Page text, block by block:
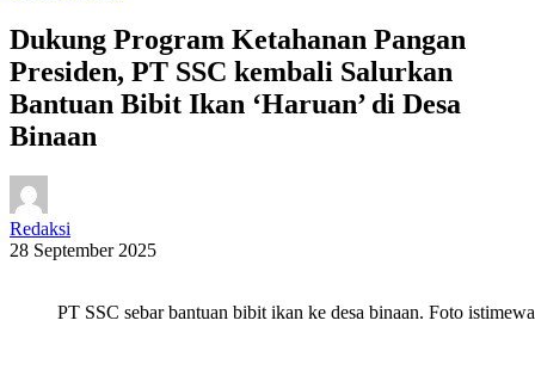
Dukung Program Ketahanan Pangan
Presiden, PT SSC kembali Salurkan
Bantuan Bibit Ikan ‘Haruan’ di Desa
Binaan
Redaksi
28 September 2025
PT SSC sebar bantuan bibit ikan ke desa binaan. Foto